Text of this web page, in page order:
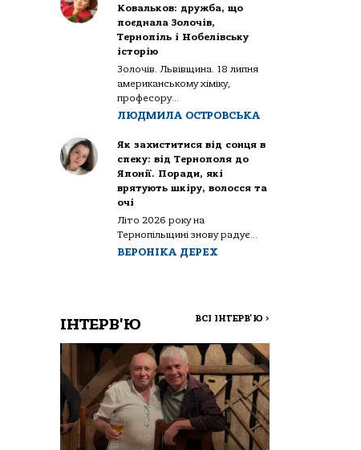
Ковальков: дружба, що
поєднала Золочів,
Тернопіль і Нобелівську
історію
Золочів. Львівщина. 18 липня
американському хіміку,
професору...
ЛЮДМИЛА ОСТРОВСЬКА
Як захиститися від сонця в
спеку: від Тернополя до
Японії. Поради, які
врятують шкіру, волосся та
очі
Літо 2026 року на
Тернопільщині знову радує...
ВЕРОНІКА ДЕРЕХ
ІНТЕРВ'Ю ВСІ ІНТЕРВ'Ю >